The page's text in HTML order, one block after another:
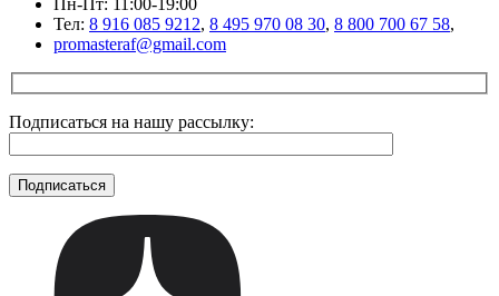
Пн-Пт: 11:00-19:00
Тел: 8 916 085 9212, 8 495 970 08 30, 8 800 700 67 58,
promasteraf@gmail.com
Подписаться на нашу рассылку: